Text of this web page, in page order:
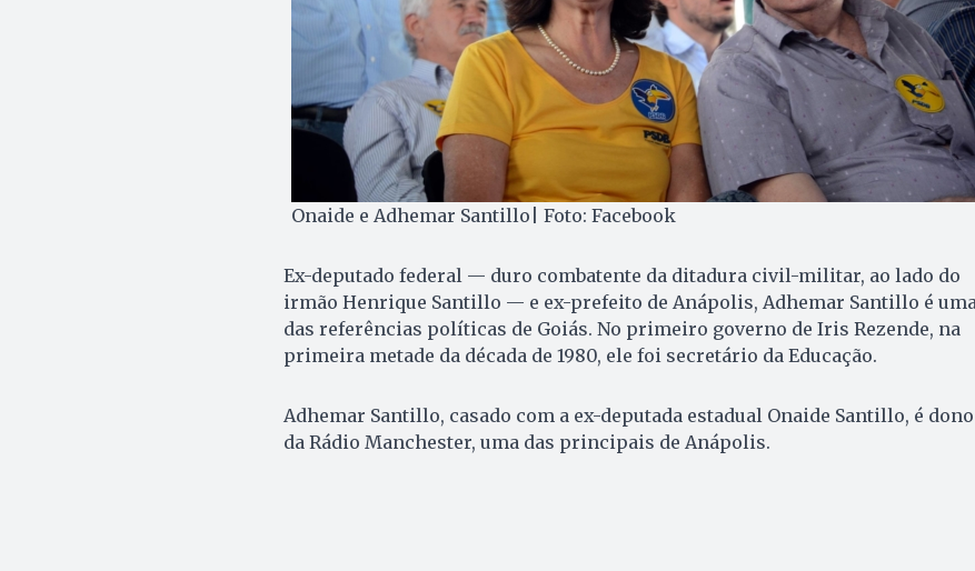
Onaide e Adhemar Santillo| Foto: Facebook
Ex-deputado federal — duro combatente da ditadura civil-militar, ao lado do
irmão Henrique Santillo — e ex-prefeito de Anápolis, Adhemar Santillo é uma
das referências políticas de Goiás. No primeiro governo de Iris Rezende, na
primeira metade da década de 1980, ele foi secretário da Educação.
Adhemar Santillo, casado com a ex-deputada estadual Onaide Santillo, é dono
da Rádio Manchester, uma das principais de Anápolis.